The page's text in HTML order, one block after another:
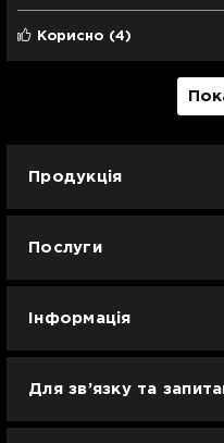
Корисно (4)
Продукція
Apple б/у
Смартфони
Послуги
Інформація
Для зв’язку та